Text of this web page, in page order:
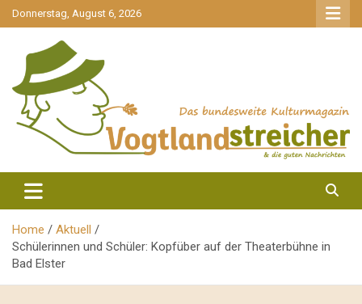
gehe
zum
Donnerstag, August 6, 2026
Vogtlandstreicher
Home
Aktuell
Schülerinnen und Schüler: Kopfüber auf der Theaterbühne in
Bad Elster